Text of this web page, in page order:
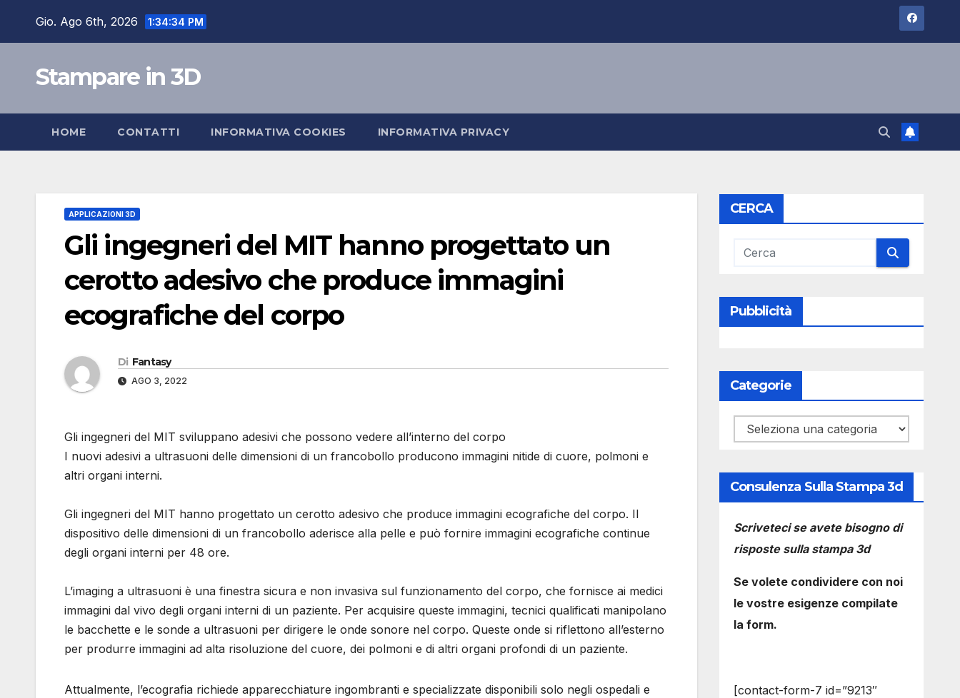
Gio. Ago 6th, 2026 1:34:35 PM
Stampare in 3D
HOME CONTATTI INFORMATIVA COOKIES INFORMATIVA PRIVACY
APPLICAZIONI 3D
Gli ingegneri del MIT hanno progettato un
cerotto adesivo che produce immagini
ecografiche del corpo
Di Fantasy
AGO 3, 2022
Gli ingegneri del MIT sviluppano adesivi che possono vedere all’interno del corpo
I nuovi adesivi a ultrasuoni delle dimensioni di un francobollo producono immagini nitide di cuore, polmoni e
altri organi interni.
Gli ingegneri del MIT hanno progettato un cerotto adesivo che produce immagini ecografiche del corpo. Il
dispositivo delle dimensioni di un francobollo aderisce alla pelle e può fornire immagini ecografiche continue
degli organi interni per 48 ore.
L’imaging a ultrasuoni è una finestra sicura e non invasiva sul funzionamento del corpo, che fornisce ai medici
immagini dal vivo degli organi interni di un paziente. Per acquisire queste immagini, tecnici qualificati manipolano
le bacchette e le sonde a ultrasuoni per dirigere le onde sonore nel corpo. Queste onde si riflettono all’esterno
per produrre immagini ad alta risoluzione del cuore, dei polmoni e di altri organi profondi di un paziente.
Attualmente, l’ecografia richiede apparecchiature ingombranti e specializzate disponibili solo negli ospedali e
CERCA
Pubblicità
Categorie
Categorie
Consulenza Sulla Stampa 3d
Scriveteci se avete bisogno di
risposte sulla stampa 3d
Se volete condividere con noi
le vostre esigenze compilate
la form.
[contact-form-7 id=”9213″